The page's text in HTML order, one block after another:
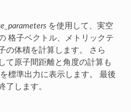
を使用して、実空
格子ベクトル、メトリックテ
の体積を計算します。 さら
て原子間距離と角度の計算も
標準出力に表示します。 最後
了します。